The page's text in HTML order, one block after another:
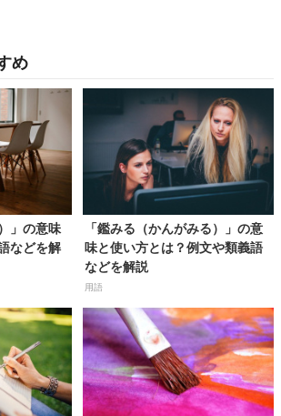
め
」の意味
などを解
「鑑みる（かんがみる）」の意
味と使い方とは？例文や類義語
などを解説
用語